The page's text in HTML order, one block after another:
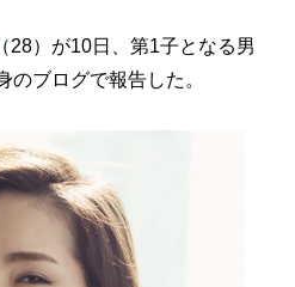
28）が10日、第1子となる男
のブログで報告した。